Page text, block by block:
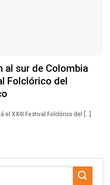
al sur de Colombia
Folclórico del
el XXIII Festival Folclórico del [...]